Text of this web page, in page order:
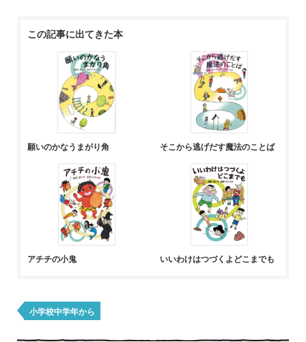
この記事に出てきた本
願いのかなうまがり角 そこから逃げだす魔法のことば
アチチの小鬼 いいわけはつづくよどこまでも
小学校中学年から